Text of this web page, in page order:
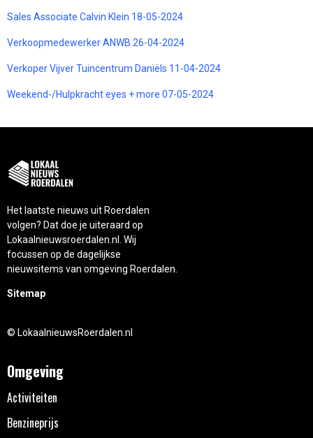
Sales Associate Calvin Klein 18-05-2024
Verkoopmedewerker ANWB 26-04-2024
Verkoper Vijver Tuincentrum Daniëls 11-04-2024
Weekend-/Hulpkracht eyes + more 07-05-2024
Het laatste nieuws uit Roerdalen
volgen? Dat doe je uiteraard op
Lokaalnieuwsroerdalen.nl. Wij
focussen op de dagelijkse
nieuwsitems van omgeving Roerdalen.
Sitemap
© LokaalnieuwsRoerdalen.nl
Omgeving
Activiteiten
Benzineprijs